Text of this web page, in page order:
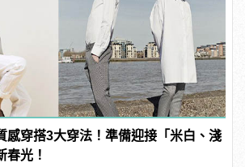
感穿搭3大穿法！準備迎接「米白、淺
春光！